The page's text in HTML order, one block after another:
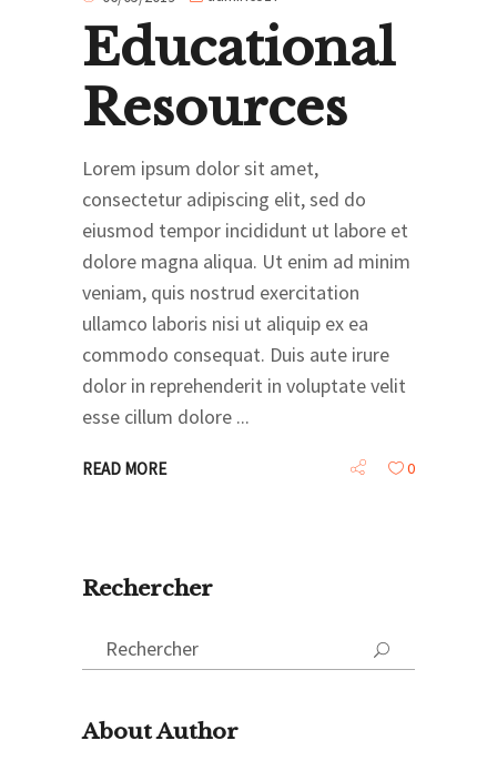
Educational
Resources
Lorem ipsum dolor sit amet,
consectetur adipiscing elit, sed do
eiusmod tempor incididunt ut labore et
dolore magna aliqua. Ut enim ad minim
veniam, quis nostrud exercitation
ullamco laboris nisi ut aliquip ex ea
commodo consequat. Duis aute irure
dolor in reprehenderit in voluptate velit
esse cillum dolore
READ MORE 0
Rechercher
Search
for:
About Author